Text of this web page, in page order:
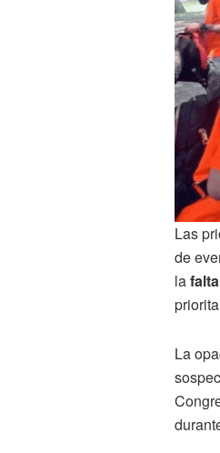
Las
de
la
La